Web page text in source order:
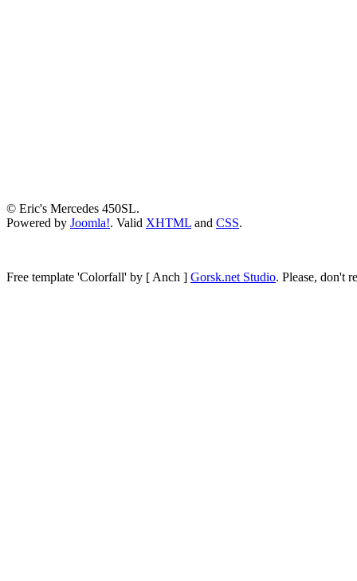
© Eric's Mercedes 450SL.
Powered by Joomla!. Valid XHTML and CSS.
Free template 'Colorfall' by [ Anch ] Gorsk.net Studio. Please, don't